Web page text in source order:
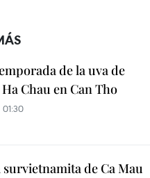
de la uva de
Chau en Can Tho
de Ca Mau